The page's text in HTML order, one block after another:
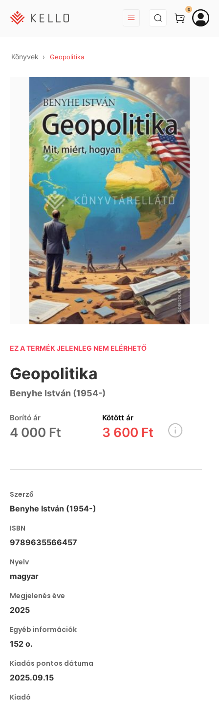
BEJELENTKEZÉS
0
Könyvek Geopolitika
EZ A TERMÉK JELENLEG NEM ELÉRHETŐ
Geopolitika
Benyhe István (1954-)
Borító ár
4 000 Ft
Kötött ár
3 600 Ft
Szerző
Benyhe István (1954-)
ISBN
9789635566457
Nyelv
magyar
Megjelenés éve
2025
Egyéb információk
152 o.
Kiadás pontos dátuma
2025.09.15
Kiadó